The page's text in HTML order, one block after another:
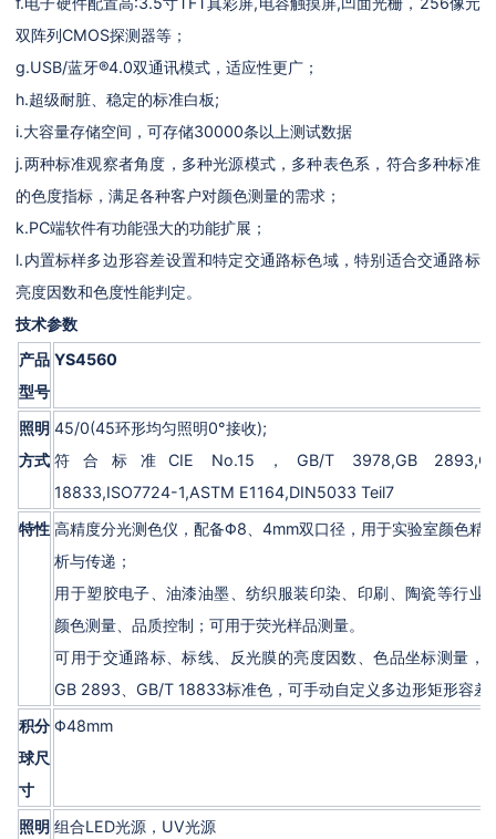
双阵列CMOS探测器等；
g.USB/蓝牙®4.0双通讯模式，适应性更广；
h.超级耐脏、稳定的标准白板;
i.大容量存储空间，可存储30000条以上测试数据
j.两种标准观察者角度，多种光源模式，多种表色系，符合多种标准
的色度指标，满足各种客户对颜色测量的需求；
k.PC端软件有功能强大的功能扩展；
l.内置标样多边形容差设置和特定交通路标色域，特别适合交通路标
亮度因数和色度性能判定。
技术参数
产品
型号
YS4560
照明
方式
45/0(45环形均匀照明0°接收);
符合标准CIE No.15，GB/T 3978,GB
18833,ISO7724-1,ASTM E1164,DIN5033 Teil7
特性 高精度分光测色仪，配备Φ8、4mm双口径，用于实验室颜色精
析与传递；
用于塑胶电子、油漆油墨、纺织服装印染、印刷、陶瓷等行业
颜色测量、品质控制；可用于荧光样品测量。
可用于交通路标、标线、反光膜的亮度因数、色品坐标测量，
GB 2893、GB/T 18833标准色，可手动自定义多边形矩形容差
积分
球尺
寸
Φ48mm
照明 组合LED光源，UV光源